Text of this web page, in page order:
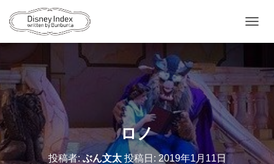
ビ
ー
シ
ン
を
り
替
え
ロノ
投稿者: ぶん文太投稿日: 2019年1月11日